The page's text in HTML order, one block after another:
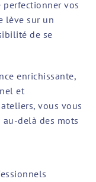
vos
lève sur un
de se
enrichissante,
et
vous vous
delà des mots